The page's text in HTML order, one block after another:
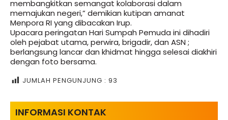
membangkitkan semangat kolaborasi dalam
memajukan negeri,” demikian kutipan amanat
Menpora RI yang dibacakan Irup.
Upacara peringatan Hari Sumpah Pemuda ini dihadiri
oleh pejabat utama, perwira, brigadir, dan ASN ;
berlangsung lancar dan khidmat hingga selesai diakhiri
dengan foto bersama.
JUMLAH PENGUNJUNG : 93
INFORMASI KONTAK